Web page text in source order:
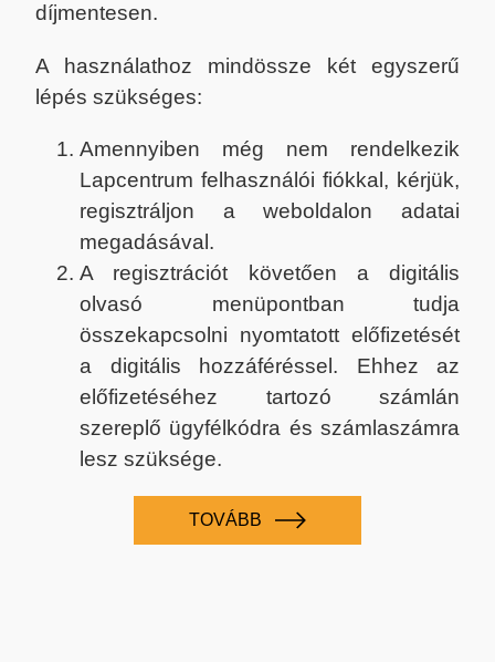
díjmentesen.
A használathoz mindössze két egyszerű
lépés szükséges:
Amennyiben még nem rendelkezik
Lapcentrum felhasználói fiókkal, kérjük,
regisztráljon a weboldalon adatai
megadásával.
A regisztrációt követően a digitális
olvasó menüpontban tudja
összekapcsolni nyomtatott előfizetését
a digitális hozzáféréssel. Ehhez az
előfizetéséhez tartozó számlán
szereplő ügyfélkódra és számlaszámra
lesz szüksége.
TOVÁBB